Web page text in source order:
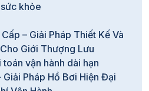
khỏe
– Giải Pháp Thiết Kế Và
Giới Thượng Lưu
vận hành dài hạn
Pháp Hồ Bơi Hiện Đại